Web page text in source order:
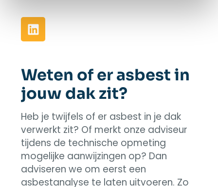
Weten of er asbest in
jouw dak zit?
Heb je twijfels of er asbest in je dak
verwerkt zit? Of merkt onze adviseur
tijdens de technische opmeting
mogelijke aanwijzingen op? Dan
adviseren we om eerst een
asbestanalyse te laten uitvoeren. Zo